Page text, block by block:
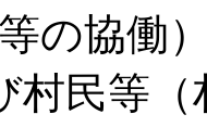
の協働
民等（